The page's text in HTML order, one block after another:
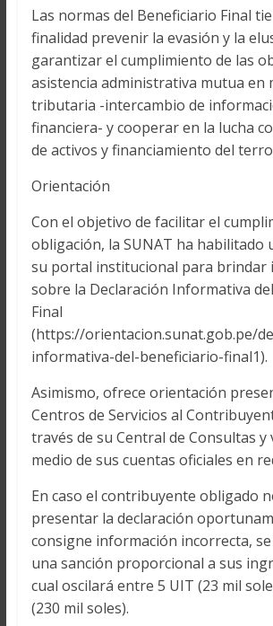
Las normas del Beneficiario Final
finalidad prevenir la evasión y la
garantizar el cumplimiento de las
asistencia administrativa mutua en
tributaria -intercambio de
financiera- y cooperar en la lucha
de activos y financiamiento del
Orientación
Con el objetivo de facilitar el
obligación, la SUNAT ha habilitado
su portal institucional para brindar
sobre la Declaración Informativa
Final
(https://orientacion.sunat.gob.pe/
informativa-del-beneficiario-final1).
Asimismo, ofrece orientación
Centros de Servicios al
través de su Central de Consultas
medio de sus cuentas oficiales en
En caso el contribuyente obligado
presentar la declaración
consigne información incorrecta,
una sanción proporcional a sus
cual oscilará entre 5 UIT (23 mil
(230 mil soles).